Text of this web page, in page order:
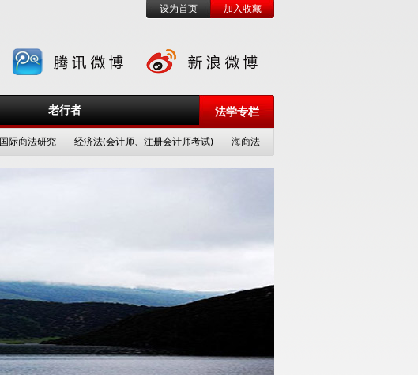
设为首页 加入收藏
老行者 法学专栏
国际商法研究 经济法(会计师、注册会计师考试) 海商法